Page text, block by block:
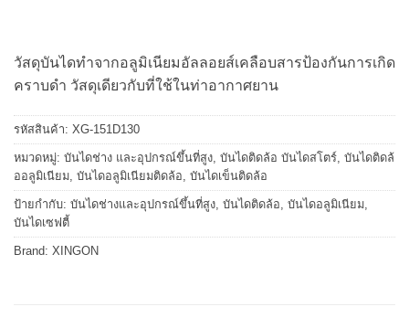
วัสดุบันไดทำจากอลูมิเนียมอัลลอยส์เคลือบสารป้องกันการเกิด
คราบดำ วัสดุเดียวกับที่ใช้ในท่าอากาศยาน
รหัสสินค้า: XG-151D130
หมวดหมู่: บันไดช่าง และอุปกรณ์ขึ้นที่สูง, บันไดติดล้อ บันไดสโตร์, บันไดติดล้
ออลูมิเนียม, บันไดอลูมิเนียมติดล้อ, บันไดเข็นติดล้อ
ป้ายกำกับ: บันไดช่างและอุปกรณ์ขึ้นที่สูง, บันไดติดล้อ, บันไดอลูมิเนียม,
บันไดเซฟตี้
Brand: XINGON